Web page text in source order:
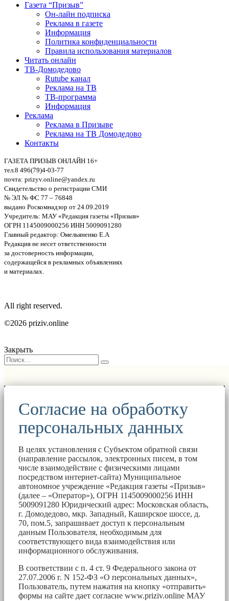
Газета “Призыв”
Он-лайн подписка
Реклама в газете
Информация
Политика конфиденциальности
Правила использования материалов
Читать онлайн
ТВ-Домодедово
Rutube канал
Реклама на ТВ
ТВ-программа
Информация
Реклама
Реклама в Призыве
Реклама на ТВ Домодедово
Контакты
ГАЗЕТА ПРИЗЫВ ОНЛАЙН 16+
тел.8 496(79)4-03-77
почта: prizyv.online@yandex.ru
Свидетельство о регистрации СМИ
№ ЭЛ № ФС 77 – 76848
выдано Роскомнадзор от 24.09.2019
Учредитель: МАУ «Редакция газеты «Призыв»
ОГРН 1145009000256 ИНН 5009091280
Главный редактор: Омельяненко Е.А
Редакция не несет ответственности
за достоверность информации,
содержащейся в рекламных объявлениях
и материалах.
All right reserved.
©2026 priziv.online
Закрыть
Согласие на обработку
персональных данных
В целях установления с Субъектом обратной связи
(направление рассылок, электронных писем, в том
числе взаимодействие с физическими лицами
посредством интернет-сайта) Муниципальное
автономное учреждение «Редакция газеты «Призыв»
(далее – «Оператор»), ОГРН 1145009000256 ИНН
5009091280 Юридический адрес: Московская область,
г. Домодедово, мкр. Западный, Каширское шоссе, д.
70, пом.5, запрашивает доступ к персональным
данным Пользователя, необходимым для
соответствующего вида взаимодействия или
информационного обслуживания.
В соответствии с п. 4 ст. 9 Федерального закона от
27.07.2006 г. N 152-ФЗ «О персональных данных»,
Пользователь, путем нажатия на кнопку «отправить»
формы на сайте дает согласие www.priziv.online МАУ